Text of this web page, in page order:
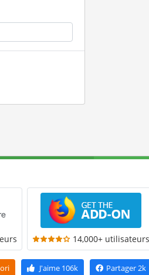
14,000+ utilisateurs
J'aime106k Partager2k